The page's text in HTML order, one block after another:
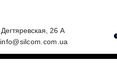
Дегтяревская, 26 А
info@silcom.com.ua